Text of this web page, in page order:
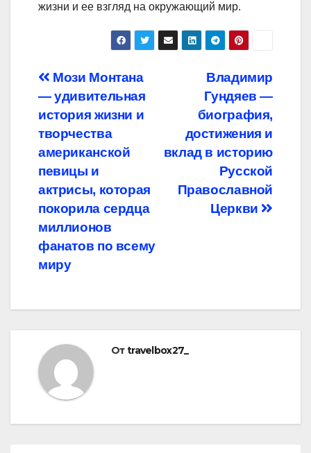
жизни и ее взгляд на окружающий мир.
Навигация
по
записям
Владимир
Гундяев —
биография,
достижения и
вклад в историю
Русской
Православной
Церкви
Мози Монтана
— удивительная
история жизни и
творчества
американской
певицы и
актрисы, которая
покорила сердца
миллионов
фанатов по всему
миру
Отtravelbox27_